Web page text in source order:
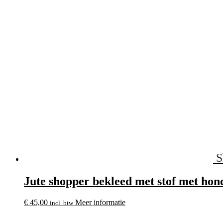
Jute shopper bekleed met stof met
€ 45,00 incl. btw Meer informatie